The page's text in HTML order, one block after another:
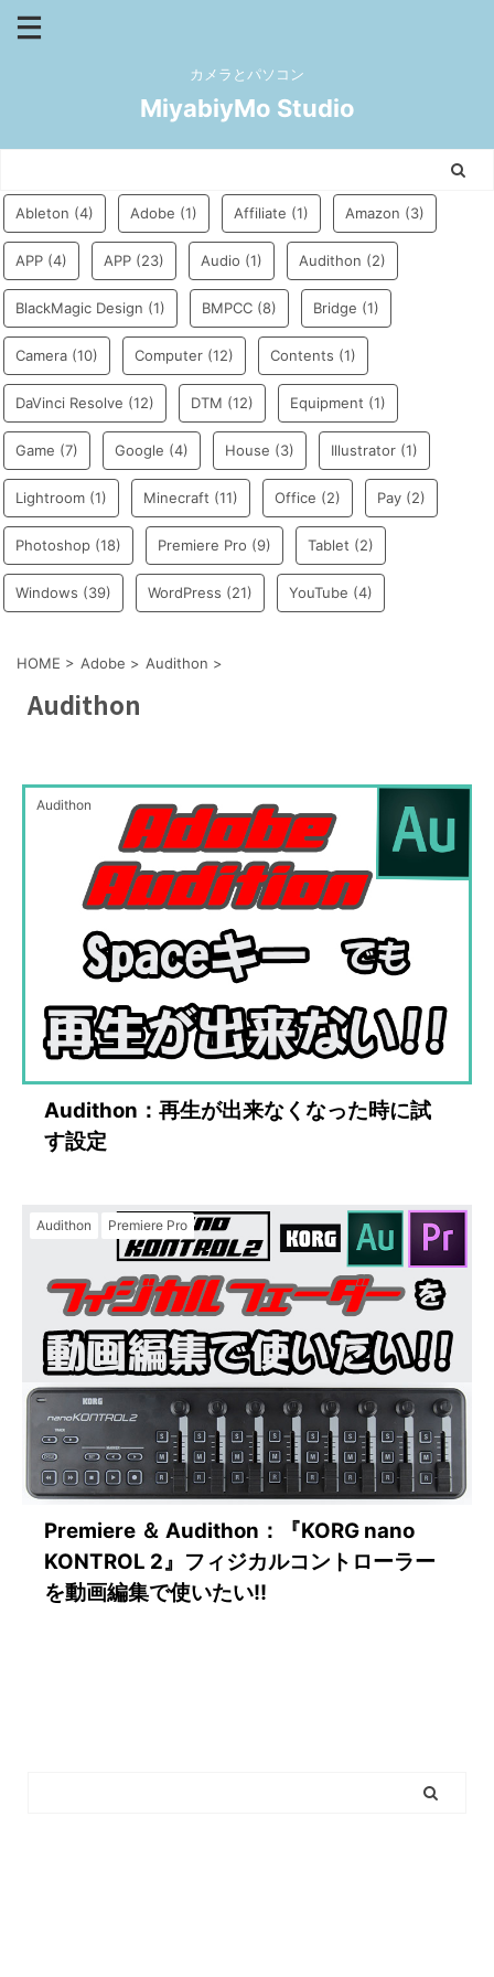
カメラとパソコン
MiyabiyMo Studio
Ableton (4) Adobe (1) Affiliate (1) Amazon (3)
APP (4) APP (23) Audio (1) Audithon (2)
BlackMagic Design (1) BMPCC (8) Bridge (1)
Camera (10) Computer (12) Contents (1)
DaVinci Resolve (12) DTM (12) Equipment (1)
Game (7) Google (4) House (3) Illustrator (1)
Lightroom (1) Minecraft (11) Office (2) Pay (2)
Photoshop (18) Premiere Pro (9) Tablet (2)
Windows (39) WordPress (21) YouTube (4)
HOME > Adobe > Audithon >
Audithon
Audithon
Audithon：再生が出来なくなった時に試
す設定
Audithon Premiere Pro
Premiere ＆ Audithon：『KORG nano
KONTROL 2』フィジカルコントローラー
を動画編集で使いたい!!